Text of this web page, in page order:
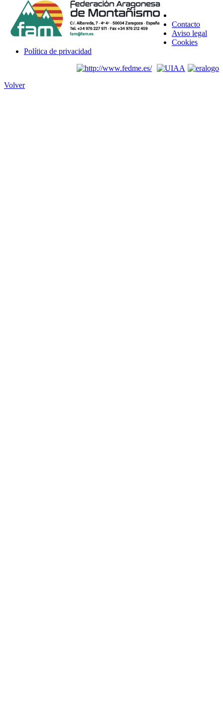
Contacto
Aviso legal
Cookies
Política de privacidad
Volver